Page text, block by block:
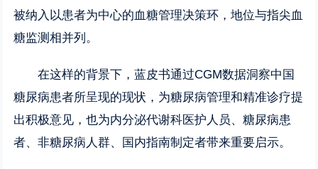
被纳入以患者为中心的血糖管理决策环，地位与指尖血
糖监测相并列。
在这样的背景下，蓝皮书通过CGM数据洞察中国
糖尿病患者所呈现的现状，为糖尿病管理和精准诊疗提
出积极意见，也为内分泌代谢科医护人员、糖尿病患
者、非糖尿病人群、国内指南制定者带来重要启示。